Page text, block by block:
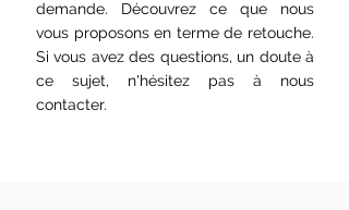
demande. Découvrez ce que nous
vous proposons en terme de retouche.
Si vous avez des questions, un doute à
ce sujet, n'hésitez pas à nous
contacter.